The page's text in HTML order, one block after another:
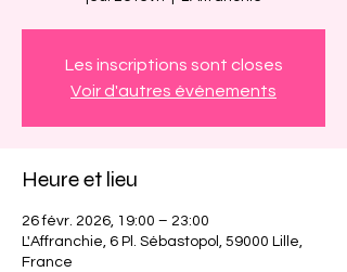
Les inscriptions sont closes
Voir d'autres événements
Heure et lieu
26 févr. 2026, 19:00 – 23:00
L'Affranchie, 6 Pl. Sébastopol, 59000 Lille,
France